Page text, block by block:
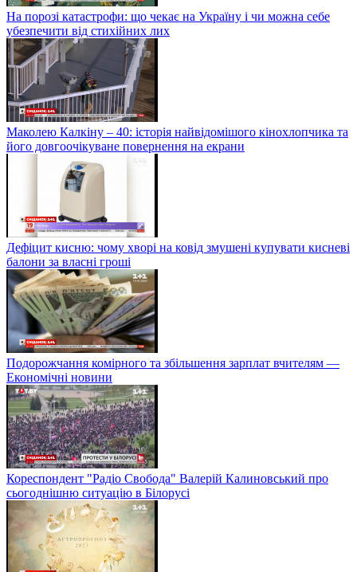
На порозі катастрофи: що чекає на Україну і чи можна себе
убезпечити від стихійних лих
Маколею Калкіну – 40: історія найвідомішого кінохлопчика та
його довгоочікуване повернення на екрани
Дефіцит кисню: чому хворі на ковід змушені купувати кисневі
балони за власні гроші
Подорожчання комірного та збільшення зарплат вчителям —
Економічні новини
Кореспондент "Радіо Свобода" Валерій Калиновський про
сьогоднішню ситуацію в Білорусі